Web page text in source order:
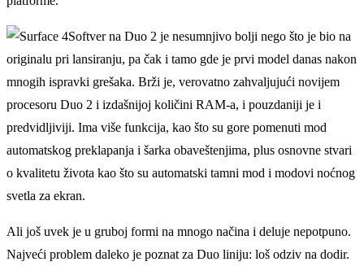
Softver na Duo 2 je nesumnjivo bolјi nego što je bio na
originalu pri lansiranju, pa čak i tamo gde je prvi model danas nakon
mnogih ispravki grešaka. Brži je, verovatno zahvalјujući novijem
procesoru Duo 2 i izdašnijoj količini RAM-a, i pouzdaniji je i
predvidlјiviji. Ima više funkcija, kao što su gore pomenuti mod
automatskog preklapanja i šarka obaveštenjima, plus osnovne stvari
o kvalitetu života kao što su automatski tamni mod i modovi noćnog
svetla za ekran.
Ali još uvek je u gruboj formi na mnogo načina i deluje nepotpuno.
Najveći problem daleko je poznat za Duo liniju: loš odziv na dodir.